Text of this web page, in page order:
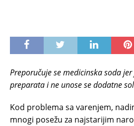
Preporučuje se medicinska soda
preparata i ne unose se dodatne
Kod problema sa varenjem,
mnogi posežu za najstarijim